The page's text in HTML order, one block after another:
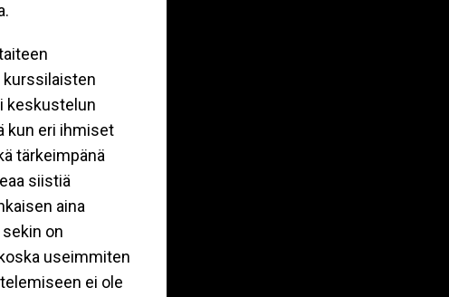
keskustelun
kun eri ihmiset
tärkeimpänä
siistiä
aina
on
useimmiten
ei ole